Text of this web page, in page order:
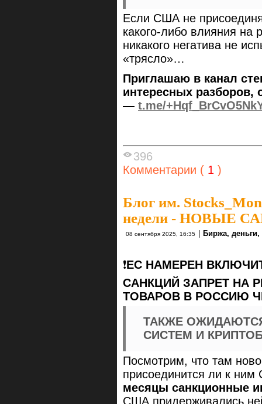
Если США не
какого-либо влияния на
никакого негатива не
«трясло»…
Приглашаю в канал
интересных разборов,
— t.me/
396
Комментарии ( 1 )
Блог им.
недели - НОВЫЕ
08 сентября 2025, 16:35 Биржа,
❗️ЕС НАМЕРЕН
САНКЦИЙ ЗАПРЕТ НА
ТОВАРОВ В РОССИЮ
ТАКЖЕ
СИСТЕМ И
Посмотрим, что там
присоединится ли к
месяцы санкционные
США придерживались